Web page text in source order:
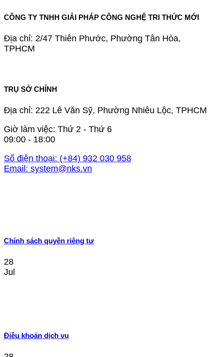
CÔNG TY TNHH GIẢI PHÁP CÔNG NGHỆ TRI THỨC MỚI
Địa chỉ: 2/47 Thiên Phước, Phường Tân Hòa,
TPHCM
TRỤ SỞ CHÍNH
Địa chỉ: 222 Lê Văn Sỹ, Phường Nhiêu Lộc, TPHCM
Giờ làm việc: Thứ 2 - Thứ 6
09:00 - 18:00
Số điện thoại: (+84) 932 030 958
Email: system@nks.vn
Chính sách quyền riêng tư
28
Jul
Điều khoản dịch vụ